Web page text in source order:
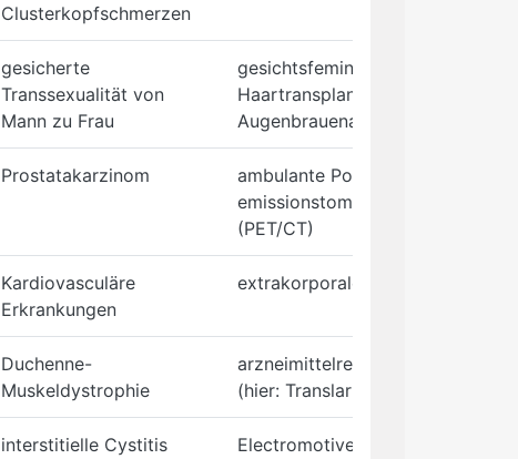
Clusterkopfschmerzen
gesicherte
Transsexualität von
Mann zu Frau
gesichtsfeminisierende Eingriffe
Haartransplantationen sowie
Augenbrauenanhebung
Prostatakarzinom
ambulante Positronen-
emissionstomographie/
(PET/CT)
Kardiovasculäre
Erkrankungen
extrakorporale Lipid-Apharese-
Duchenne-
Muskeldystrophie
arzneimittelrechtliche
(hier: Translarna)
interstitielle Cystitis
Electromotive Drug